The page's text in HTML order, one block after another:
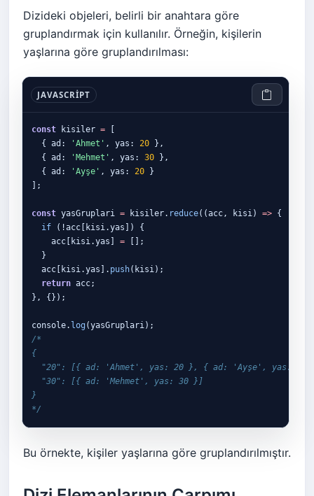
Dizideki objeleri, belirli bir anahtara göre
gruplandırmak için kullanılır. Örneğin, kişilerin
yaşlarına göre gruplandırılması:
JAVASCRIPT
const kisiler = [
  { ad:
'Ahmet' , yas: 20 },
  { ad:
'Mehmet' , yas: 30 },
  { ad:
'Ayşe' , yas: 20 }
];
const yasGruplari = kisiler. reduce((acc, kisi) => {
if (!acc[kisi.yas]) {
    acc[kisi.yas]
= [];
  }
  acc[kisi.yas].
push(kisi);
return acc;
}, {});
console. log
/*
{
"20": [{ ad: 'Ahmet', yas: 20 }, { ad: 'Ayşe', yas: 20
  "30": [{ ad: 'Mehmet', yas: 30 }]
}
*/
Bu örnekte, kişiler yaşlarına göre gruplandırılmıştır.